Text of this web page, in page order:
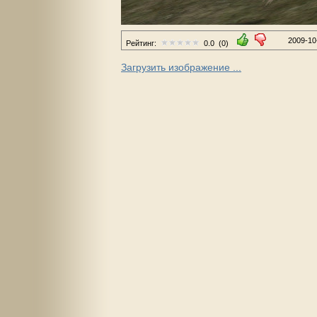
Рейтинг: 0.0 (0) 2009-
Загрузить изображение ...